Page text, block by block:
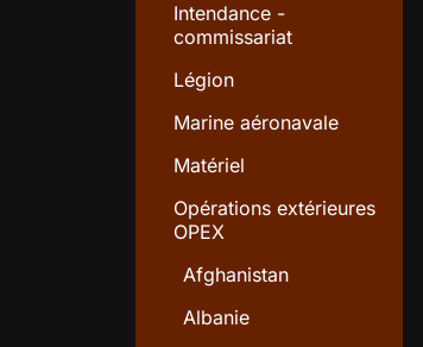
Intendance -
commissariat
Légion
Marine aéronavale
Matériel
Opérations extérieures
OPEX
Afghanistan
Albanie